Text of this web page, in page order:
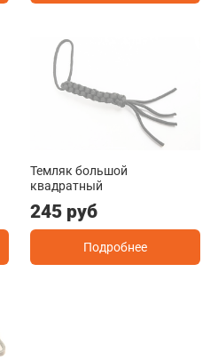
Темляк большой
квадратный
245 руб
Подробнее